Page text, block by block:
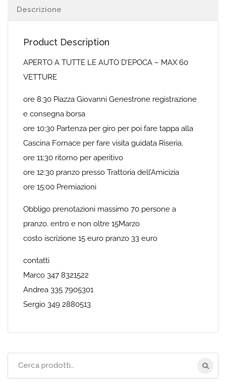
Descrizione
Product Description
APERTO A TUTTE LE AUTO D’EPOCA – MAX 60
VETTURE
ore 8:30 Piazza Giovanni Genestrone registrazione
e consegna borsa
ore 10:30 Partenza per giro per poi fare tappa alla
Cascina Fornace per fare visita guidata Riseria.
ore 11:30 ritorno per aperitivo
ore 12:30 pranzo presso Trattoria dell’Amicizia
ore 15:00 Premiazioni
Obbligo prenotazioni massimo 70 persone a
pranzo. entro e non oltre 15Marzo
costo iscrizione 15 euro pranzo 33 euro
contatti
Marco 347 8321522
Andrea 335 7905301
Sergio 349 2880513